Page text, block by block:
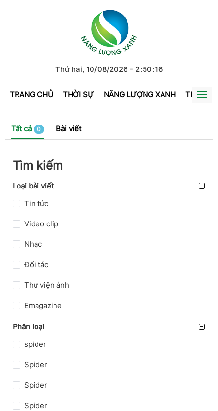
Thứ hai, 10/08/2026 - 2:50:16
TRANG CHỦ THỜI SỰ NĂNG LƯỢNG XANH TRÁI
Tất cả 0 Bài viết
Tìm kiếm
Loại bài viết
Tin tức
Video clip
Nhạc
Đối tác
Thư viện ảnh
Emagazine
Phân loại
spider
Spider
Spider
Spider